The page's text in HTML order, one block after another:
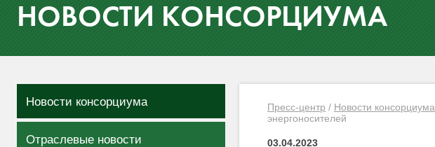
НОВОСТИ КОНСОРЦИУМА
Новости консорциума
Отраслевые новости
Пресс-центр / Новости консорциума
энергоносителей
03.04.2023